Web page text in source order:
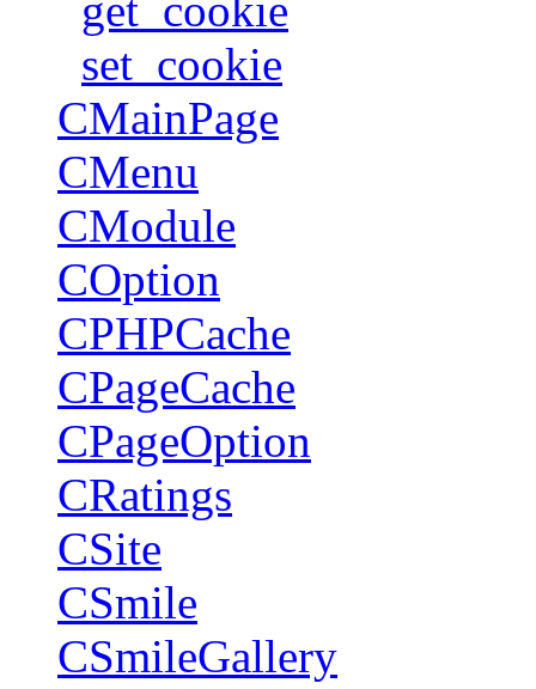
set_cookie
CMainPage
CMenu
CModule
COption
CPHPCache
CPageCache
CPageOption
CRatings
CSite
CSmile
CSmileGallery